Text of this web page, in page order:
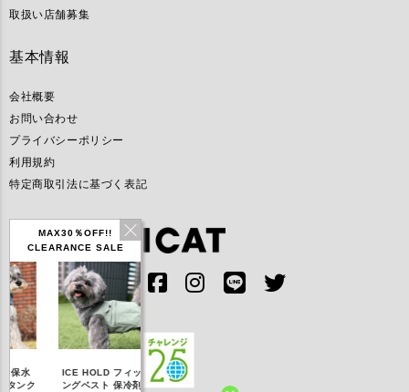
MAX30％OFF!!
CLEARANCE SALE
ICE HOLD フィッシ
ングベスト 保冷剤付
IDOG ICE HOLD ネ
ッククーラー 保冷剤
取扱い店舗募集
基本情報
会社概要
お問い合わせ
プライバシーポリシー
利用規約
特定商取引法に基づく表記